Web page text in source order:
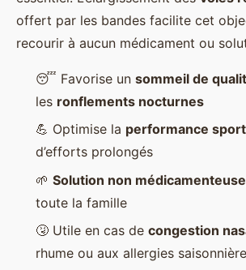
offert par les bandes facilite cet
recourir à aucun médicament ou
😴 Favorise un sommeil de
les ronflements nocturnes
💪 Optimise la performance
d’efforts prolongés
🌱 Solution non médicamenteuse
toute la famille
🤧 Utile en cas de congestion
rhume ou aux allergies